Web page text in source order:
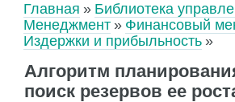
Главная
Библиотека
Менеджмент
Финансовый
Издержки и прибыльность
Алгоритм
поиск резервов ее